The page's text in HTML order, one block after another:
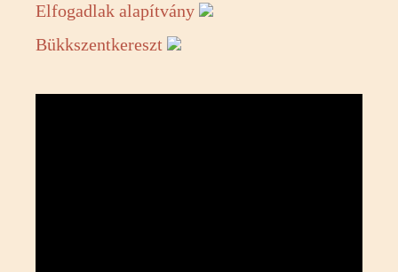
Elfogadlak alapítvány
Bükkszentkereszt